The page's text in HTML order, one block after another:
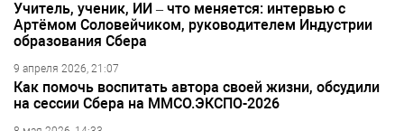
Учитель, ученик, ИИ – что меняется: интервью с
Артёмом Соловейчиком, руководителем Индустрии
образования Сбера
9 апреля 2026, 21:07
Как помочь воспитать автора своей жизни, обсудили
на сессии Сбера на ММСО.ЭКСПО-2026